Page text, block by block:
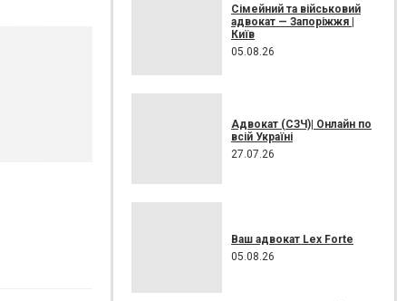
Сімейний та військовий
адвокат — Запоріжжя |
Київ
05.08.26
Адвокат (СЗЧ)| Онлайн по
всій Україні
27.07.26
Ваш адвокат Lex Forte
05.08.26